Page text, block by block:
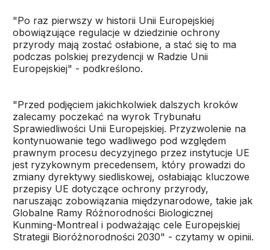
"Po raz pierwszy w historii Unii Europejskiej
obowiązujące regulacje w dziedzinie ochrony
przyrody mają zostać osłabione, a stać się to ma
podczas polskiej prezydencji w Radzie Unii
Europejskiej" - podkreślono.
"Przed podjęciem jakichkolwiek dalszych kroków
zalecamy poczekać na wyrok Trybunału
Sprawiedliwości Unii Europejskiej. Przyzwolenie na
kontynuowanie tego wadliwego pod względem
prawnym procesu decyzyjnego przez instytucje UE
jest ryzykownym precedensem, który prowadzi do
zmiany dyrektywy siedliskowej, osłabiając kluczowe
przepisy UE dotyczące ochrony przyrody,
naruszając zobowiązania międzynarodowe, takie jak
Globalne Ramy Różnorodności Biologicznej
Kunming-Montreal i podważając cele Europejskiej
Strategii Bioróżnorodności 2030" - czytamy w opinii.